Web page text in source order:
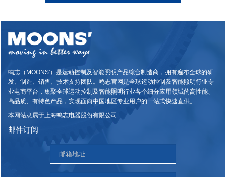
鸣志（MOONS'）是运动控制及智能照明产品综合制造商，拥有遍布全球的研
发、制造、销售、技术支持团队。鸣志官网是全球运动控制及智能照明行业专
业电商平台，集聚全球运动控制及智能照明行业各个细分应用领域的高性能、
高品质、有特色产品，实现面向中国地区专业用户的一站式快速直供。
本网站隶属于上海鸣志电器股份有限公司
邮件订阅